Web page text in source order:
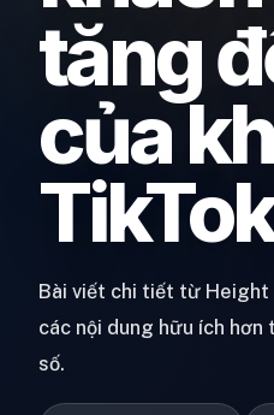
tăng
của
Bài viết chi tiết từ Height
các nội dung hữu ích
số.